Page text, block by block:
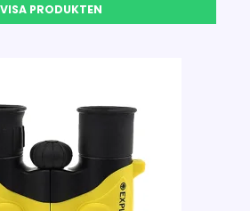
VISA PRODUKTEN